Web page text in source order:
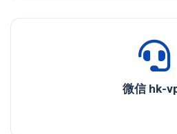
微信 hk-